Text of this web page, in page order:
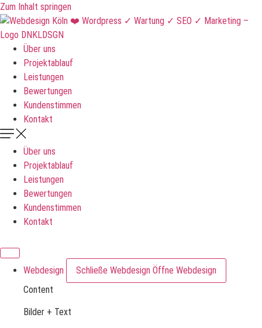
Zum Inhalt springen
Über uns
Projektablauf
Leistungen
Bewertungen
Kundenstimmen
Kontakt
Über uns
Projektablauf
Leistungen
Bewertungen
Kundenstimmen
Kontakt
Webdesign Schließe Webdesign Öffne Webdesign
Content
Bilder + Text